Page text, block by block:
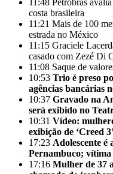
11:48 Petrobras
costa brasileira
11:21 Mais de 100
estrada no México
11:15 Graciele
casado com Zezé Di
11:08 Saque de
10:53 Trio é preso
agências bancárias
10:37 Gravado na
será exibido no
10:31 Vídeo:
exibição de ‘Creed
17:23 Adolescente
Pernambuco;
17:16 Mulher de 37